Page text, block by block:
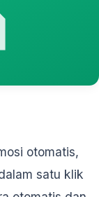
otomatis,
satu klik